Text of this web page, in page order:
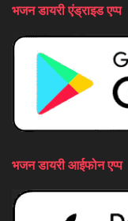
भजन डायरी एंड्राइड एप्प
भजन डायरी आईफोन एप्प